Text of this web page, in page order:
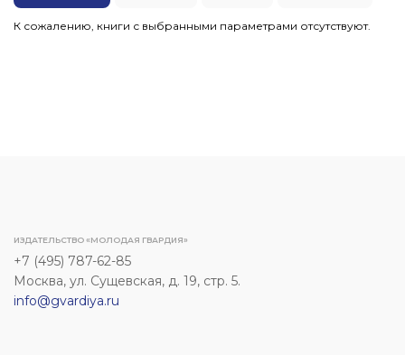
К сожалению, книги с выбранными параметрами отсутствуют.
ИЗДАТЕЛЬСТВО «МОЛОДАЯ ГВАРДИЯ»
+7 (495) 787-62-85
Москва, ул. Сущевская, д. 19, стр. 5.
info@gvardiya.ru